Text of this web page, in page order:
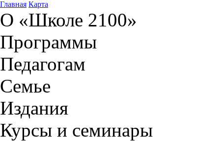
Главная Карта
О «Школе 2100»
Программы
Педагогам
Семье
Издания
Курсы и семинары